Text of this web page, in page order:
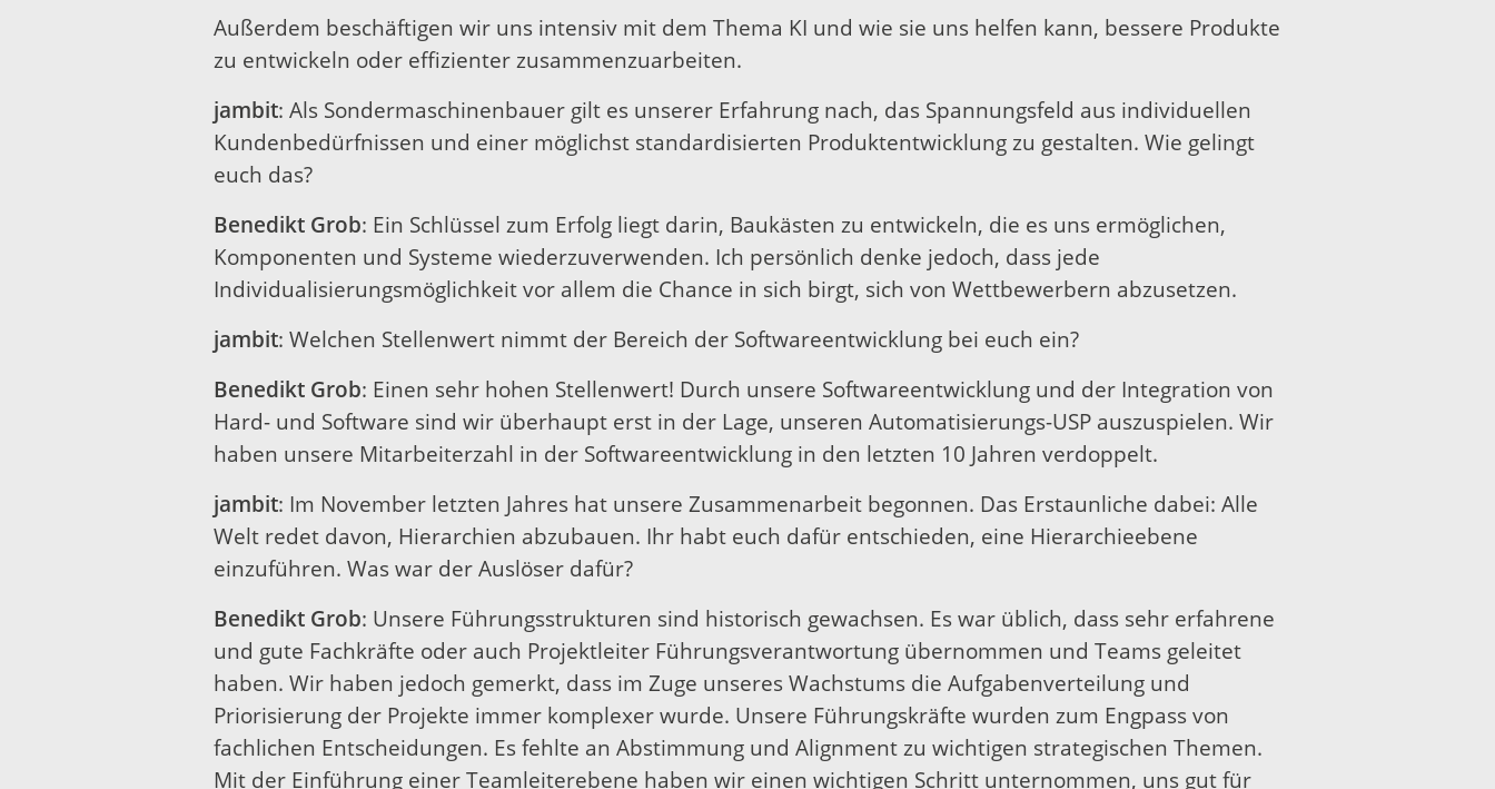
Außerdem beschäftigen wir uns intensiv mit dem Thema KI und wie sie uns helfen kann, bessere Produkte
zu entwickeln oder effizienter zusammenzuarbeiten.
jambit: Als Sondermaschinenbauer gilt es unserer Erfahrung nach, das Spannungsfeld aus individuellen
Kundenbedürfnissen und einer möglichst standardisierten Produktentwicklung zu gestalten. Wie gelingt
euch das?
Benedikt Grob: Ein Schlüssel zum Erfolg liegt darin, Baukästen zu entwickeln, die es uns ermöglichen,
Komponenten und Systeme wiederzuverwenden. Ich persönlich denke jedoch, dass jede
Individualisierungsmöglichkeit vor allem die Chance in sich birgt, sich von Wettbewerbern abzusetzen.
jambit: Welchen Stellenwert nimmt der Bereich der Softwareentwicklung bei euch ein?
Benedikt Grob: Einen sehr hohen Stellenwert! Durch unsere Softwareentwicklung und der Integration von
Hard- und Software sind wir überhaupt erst in der Lage, unseren Automatisierungs-USP auszuspielen. Wir
haben unsere Mitarbeiterzahl in der Softwareentwicklung in den letzten 10 Jahren verdoppelt.
jambit: Im November letzten Jahres hat unsere Zusammenarbeit begonnen. Das Erstaunliche dabei: Alle
Welt redet davon, Hierarchien abzubauen. Ihr habt euch dafür entschieden, eine Hierarchieebene
einzuführen. Was war der Auslöser dafür?
Benedikt Grob: Unsere Führungsstrukturen sind historisch gewachsen. Es war üblich, dass sehr erfahrene
und gute Fachkräfte oder auch Projektleiter Führungsverantwortung übernommen und Teams geleitet
haben. Wir haben jedoch gemerkt, dass im Zuge unseres Wachstums die Aufgabenverteilung und
Priorisierung der Projekte immer komplexer wurde. Unsere Führungskräfte wurden zum Engpass von
fachlichen Entscheidungen. Es fehlte an Abstimmung und Alignment zu wichtigen strategischen Themen.
Mit der Einführung einer Teamleiterebene haben wir einen wichtigen Schritt unternommen, uns gut für